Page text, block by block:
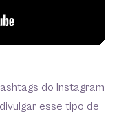
do Instagram
esse tipo de